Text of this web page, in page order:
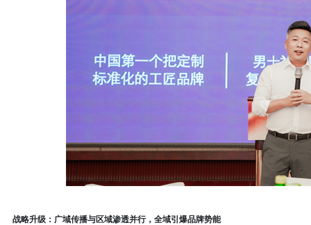
战略升级：广域传播与区域渗透并行，全域引爆品牌势能